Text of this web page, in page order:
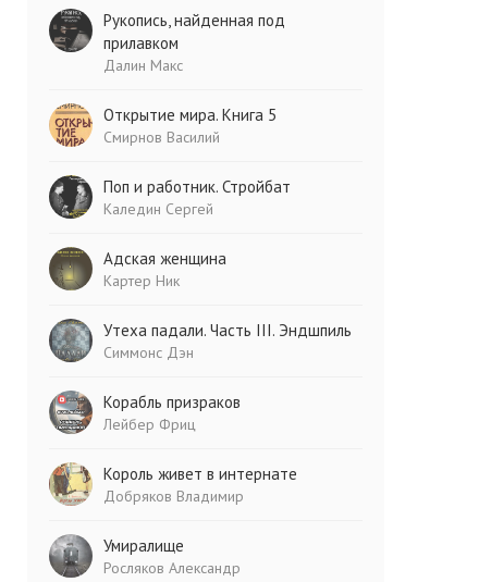
Рукопись, найденная под
прилавком
Далин Макс
Открытие мира. Книга 5
Смирнов Василий
Поп и работник. Стройбат
Каледин Сергей
Адская женщина
Картер Ник
Утеха падали. Часть III. Эндшпиль
Симмонс Дэн
Корабль призраков
Лейбер Фриц
Король живет в интернате
Добряков Владимир
Умиралище
Росляков Александр